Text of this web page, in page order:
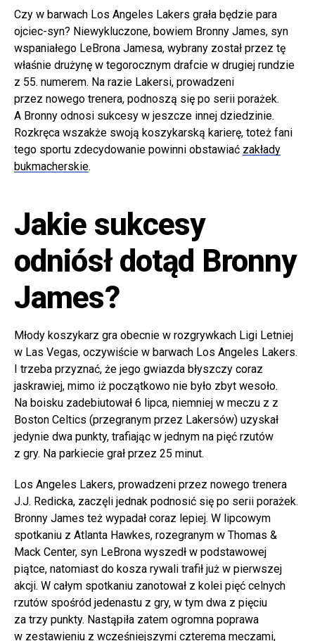
Czy w barwach Los Angeles Lakers grała będzie para
ojciec-syn? Niewykluczone, bowiem Bronny James, syn
wspaniałego LeBrona Jamesa, wybrany został przez tę
właśnie drużynę w tegorocznym drafcie w drugiej rundzie
z 55. numerem. Na razie Lakersi, prowadzeni
przez nowego trenera, podnoszą się po serii porażek.
A Bronny odnosi sukcesy w jeszcze innej dziedzinie.
Rozkręca wszakże swoją koszykarską karierę, toteż fani
tego sportu zdecydowanie powinni obstawiać zakłady
bukmacherskie.
Jakie sukcesy
odniósł dotąd Bronny
James?
Młody koszykarz gra obecnie w rozgrywkach Ligi Letniej
w Las Vegas, oczywiście w barwach Los Angeles Lakers.
I trzeba przyznać, że jego gwiazda błyszczy coraz
jaskrawiej, mimo iż początkowo nie było zbyt wesoło.
Na boisku zadebiutował 6 lipca, niemniej w meczu z z
Boston Celtics (przegranym przez Lakersów) uzyskał
jedynie dwa punkty, trafiając w jednym na pięć rzutów
z gry. Na parkiecie grał przez 25 minut.
Los Angeles Lakers, prowadzeni przez nowego trenera
J.J. Redicka, zaczęli jednak podnosić się po serii porażek.
Bronny James też wypadał coraz lepiej. W lipcowym
spotkaniu z Atlanta Hawkes, rozegranym w Thomas &
Mack Center, syn LeBrona wyszedł w podstawowej
piątce, natomiast do kosza rywali trafił już w pierwszej
akcji. W całym spotkaniu zanotował z kolei pięć celnych
rzutów spośród jedenastu z gry, w tym dwa z pięciu
za trzy punkty. Nastąpiła zatem ogromna poprawa
w zestawieniu z wcześniejszymi czterema meczami,